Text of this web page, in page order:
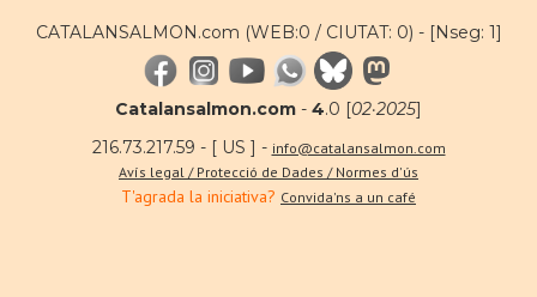
CATALANSALMON.com (WEB:0 / CIUTAT: 0) - [Nseg: 1]
Catalansalmon.com - 4.0 [02·2025]
216.73.217.59 - [ US ] - info@catalansalmon.com
Avís legal / Protecció de Dades / Normes d'ús
T'agrada la iniciativa? Convida'ns a un café